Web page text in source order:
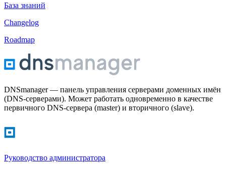
База знаний
Changelog
Roadmap
DNSmanager — панель управления серверами доменных имён
(DNS-серверами). Может работать одновременно в качестве
первичного DNS-сервера (master) и вторичного (slave).
Руководство администратора